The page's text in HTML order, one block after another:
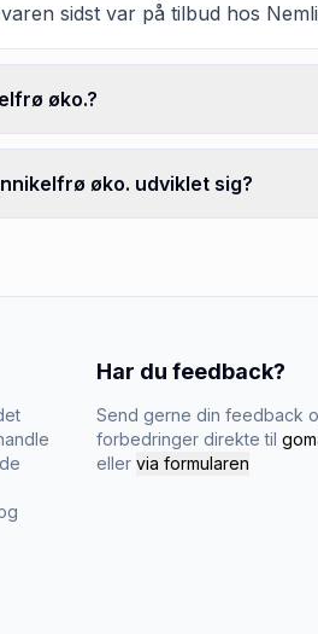
sidst var på tilbud hos
øko.?
øko. udviklet sig?
Har du feedback?
Send gerne din feedback
forbedringer direkte til
eller via formularen